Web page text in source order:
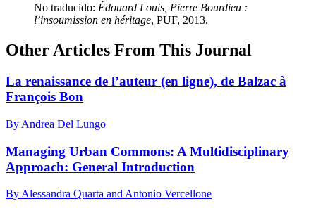
No traducido: Édouard Louis, Pierre Bourdieu :
l’insoumission en héritage, PUF, 2013.
Other Articles From This Journal
La renaissance de l’auteur (en ligne), de Balzac à
François Bon
By Andrea Del Lungo
Managing Urban Commons: A Multidisciplinary
Approach: General Introduction
By Alessandra Quarta and Antonio Vercellone